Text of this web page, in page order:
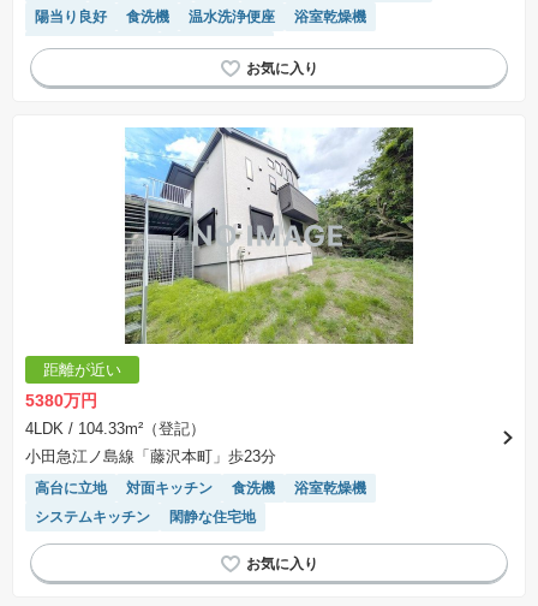
陽当り良好 食洗機 温水洗浄便座
浴室乾燥機
システムキッチン
トイレ2個以上
距離が近い
5380万円
4LDK / 104.33m²（登記）
小田急江ノ島線「藤沢本町」歩23分
高台に立地 対面キッチン 食洗機
浴室乾燥機
システムキッチン
閑静な住宅地